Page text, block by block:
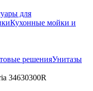
для
Кухонные мойки и
решенияУнитазы
34630300R